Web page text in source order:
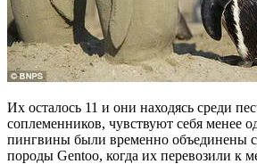
Их осталось 11 и они находясь среди
соплеменников, чувствуют себя менее
пингвины были временно объединены
породы Gentoo, когда их перевозили к